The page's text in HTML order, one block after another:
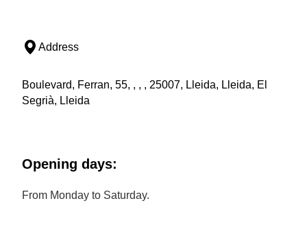
Address
Boulevard, Ferran, 55, , , , 25007, Lleida, Lleida, El
Segrià, Lleida
Opening days:
From Monday to Saturday.